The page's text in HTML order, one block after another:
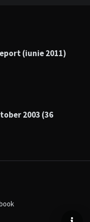
(iunie 2011)
2003 (36